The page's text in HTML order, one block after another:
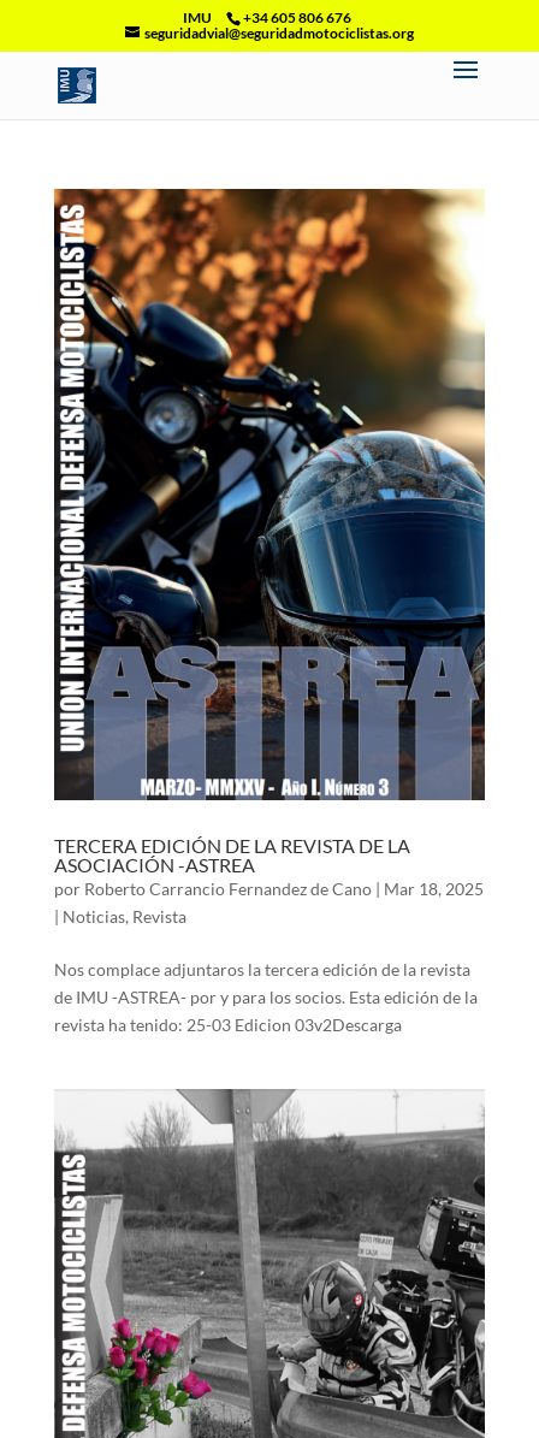
IMU
+34 605 806 676
seguridadvial@seguridadmotociclistas.org
TERCERA EDICIÓN DE LA REVISTA DE LA
ASOCIACIÓN -ASTREA
por Roberto Carrancio Fernandez de Cano| Mar 18, 2025
| Noticias, Revista
Nos complace adjuntaros la tercera edición de la revista
de IMU -ASTREA- por y para los socios. Esta edición de la
revista ha tenido: 25-03 Edicion 03v2Descarga